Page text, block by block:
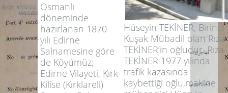
Osmanlı
döneminde
hazırlanan 1870
yılı Edirne
Salnamesine göre
de Köyümüz;
Edirne Vilayeti, Kırk
Kilise (Kırklareli)
Hüseyin TEKİNER, Birinci
Kuşak Mübadil olan Rıza
TEKİNER’in oğludur. Rıza
TEKİNER 1977 yılında
trafik kazasında
kaybettiği oğlu,makine